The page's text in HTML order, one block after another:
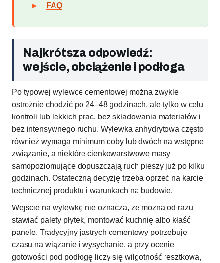
FAQ
Najkrótsza odpowiedź:
wejście, obciążenie i podłoga
Po typowej wylewce cementowej można zwykle
ostrożnie chodzić po 24–48 godzinach, ale tylko w celu
kontroli lub lekkich prac, bez składowania materiałów i
bez intensywnego ruchu. Wylewka anhydrytowa często
również wymaga minimum doby lub dwóch na wstępne
związanie, a niektóre cienkowarstwowe masy
samopoziomujące dopuszczają ruch pieszy już po kilku
godzinach. Ostateczną decyzję trzeba oprzeć na karcie
technicznej produktu i warunkach na budowie.
Wejście na wylewkę nie oznacza, że można od razu
stawiać palety płytek, montować kuchnię albo kłaść
panele. Tradycyjny jastrych cementowy potrzebuje
czasu na wiązanie i wysychanie, a przy ocenie
gotowości pod podłogę liczy się wilgotność resztkowa,